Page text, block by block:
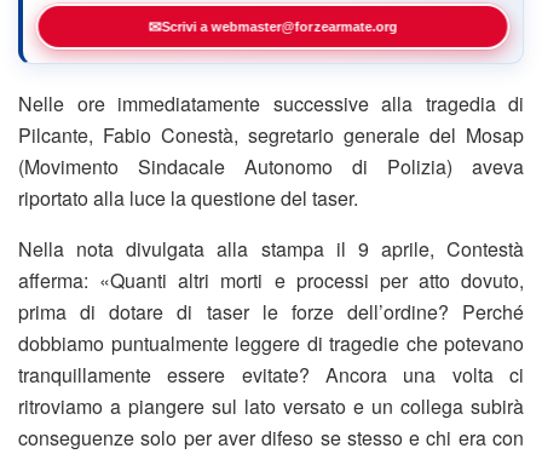
✉Scrivi a webmaster@forzearmate.org
Nelle ore immediatamente successive alla tragedia di
Pilcante, Fabio Conestà, segretario generale del Mosap
(Movimento Sindacale Autonomo di Polizia) aveva
riportato alla luce la questione del taser.
Nella nota divulgata alla stampa il 9 aprile, Contestà
afferma: «Quanti altri morti e processi per atto dovuto,
prima di dotare di taser le forze dell’ordine? Perché
dobbiamo puntualmente leggere di tragedie che potevano
tranquillamente essere evitate? Ancora una volta ci
ritroviamo a piangere sul lato versato e un collega subirà
conseguenze solo per aver difeso se stesso e chi era con